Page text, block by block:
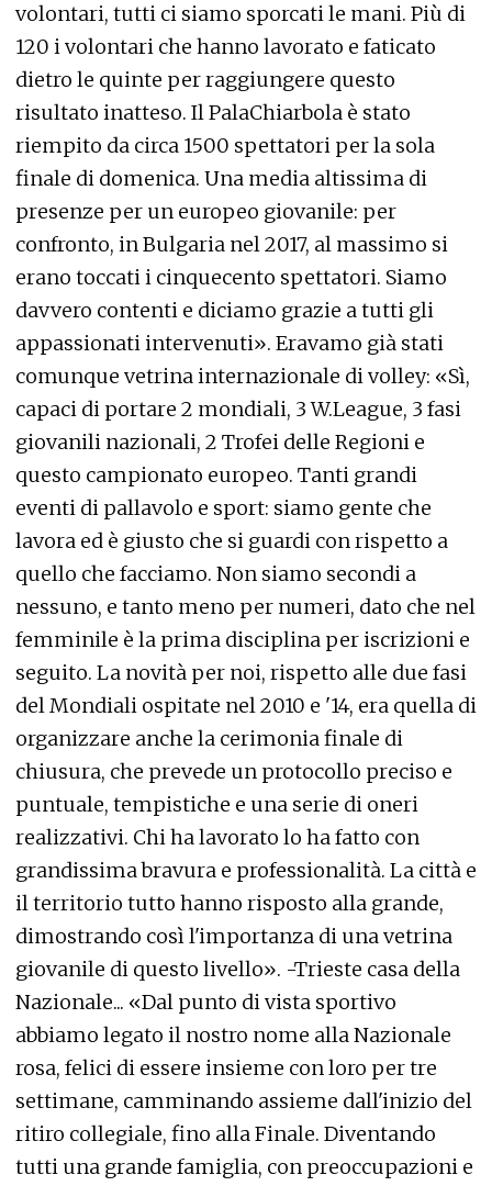
volontari, tutti ci siamo sporcati le mani. Più di
120 i volontari che hanno lavorato e faticato
dietro le quinte per raggiungere questo
risultato inatteso. Il PalaChiarbola è stato
riempito da circa 1500 spettatori per la sola
finale di domenica. Una media altissima di
presenze per un europeo giovanile: per
confronto, in Bulgaria nel 2017, al massimo si
erano toccati i cinquecento spettatori. Siamo
davvero contenti e diciamo grazie a tutti gli
appassionati intervenuti». Eravamo già stati
comunque vetrina internazionale di volley: «Sì,
capaci di portare 2 mondiali, 3 W.League, 3 fasi
giovanili nazionali, 2 Trofei delle Regioni e
questo campionato europeo. Tanti grandi
eventi di pallavolo e sport: siamo gente che
lavora ed è giusto che si guardi con rispetto a
quello che facciamo. Non siamo secondi a
nessuno, e tanto meno per numeri, dato che nel
femminile è la prima disciplina per iscrizioni e
seguito. La novità per noi, rispetto alle due fasi
del Mondiali ospitate nel 2010 e '14, era quella di
organizzare anche la cerimonia finale di
chiusura, che prevede un protocollo preciso e
puntuale, tempistiche e una serie di oneri
realizzativi. Chi ha lavorato lo ha fatto con
grandissima bravura e professionalità. La città e
il territorio tutto hanno risposto alla grande,
dimostrando così l'importanza di una vetrina
giovanile di questo livello». -Trieste casa della
Nazionale... «Dal punto di vista sportivo
abbiamo legato il nostro nome alla Nazionale
rosa, felici di essere insieme con loro per tre
settimane, camminando assieme dall'inizio del
ritiro collegiale, fino alla Finale. Diventando
tutti una grande famiglia, con preoccupazioni e